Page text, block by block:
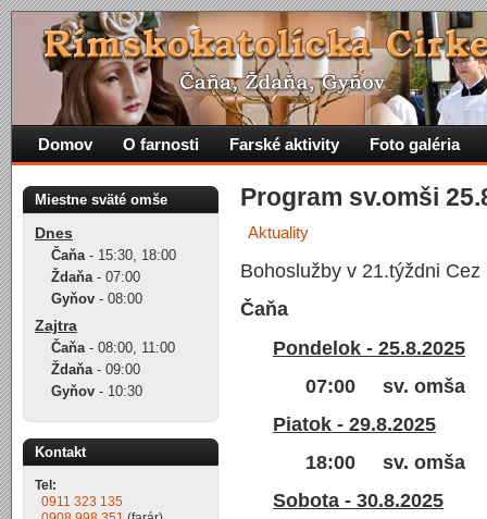
Program sv.omši
Aktuality
Bohoslužby v 21.týždni
Čaňa
Pondelok - 25.8.2025
07:00 sv. omša
Piatok - 29.8.2025
18:00 sv. omša
Sobota - 30.8.2025
Domov O farnosti Farské aktivity Foto galéria
Miestne sväté omše
Dnes
Čaňa- 15:30, 18:00
Ždaňa- 07:00
Gyňov - 08:00
Zajtra
Čaňa- 08:00, 11:00
Ždaňa- 09:00
Gyňov - 10:30
Kontakt
Tel:
0911 323 135